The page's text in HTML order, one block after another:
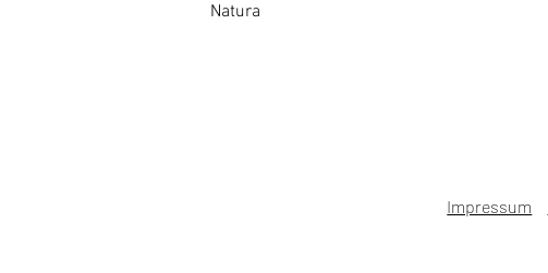
Natura
Impressum